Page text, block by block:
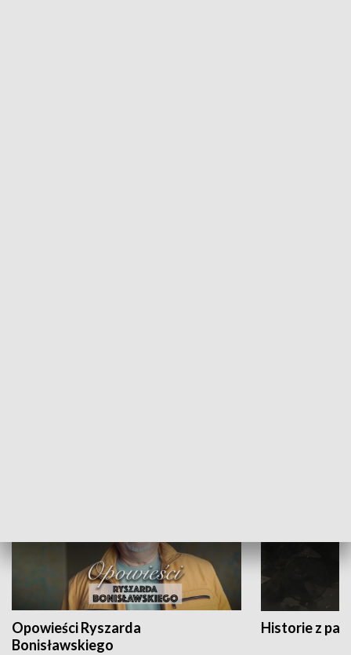
Opowieści Ryszarda
Bonisławskiego
Historie z